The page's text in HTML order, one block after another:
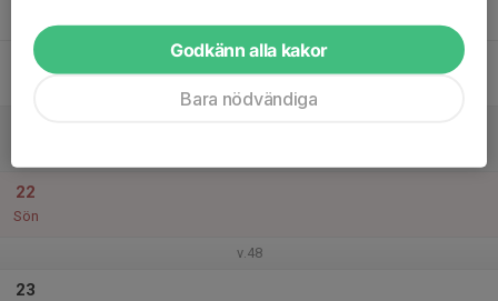
20
22
Sön
v.48
23
Godkänn alla kakor
Bara nödvändiga